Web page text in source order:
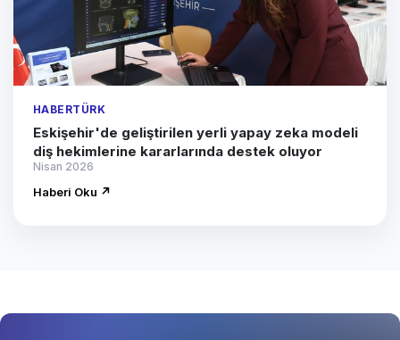
HABERTÜRK
Eskişehir'de geliştirilen yerli yapay zeka modeli
diş hekimlerine kararlarında destek oluyor
Nisan 2026
Haberi Oku ↗